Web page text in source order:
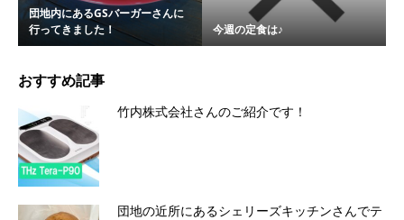
団地内にあるGSバーガーさんに
行ってきました！
今週の定食は♪
おすすめ記事
竹内株式会社さんのご紹介です！
団地の近所にあるシェリーズキッチンさんでテ